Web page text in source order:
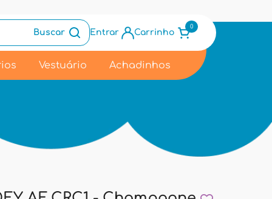
Buscar Entrar Carrinho
0
Vestuário Achadinhos